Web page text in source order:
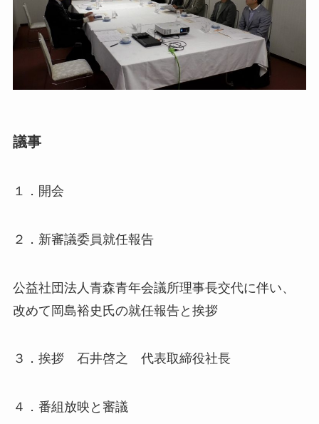
議事
１．開会
２．新審議委員就任報告
公益社団法人青森青年会議所理事長交代に伴い、
改めて岡島裕史氏の就任報告と挨拶
３．挨拶 石井啓之 代表取締役社長
４．番組放映と審議